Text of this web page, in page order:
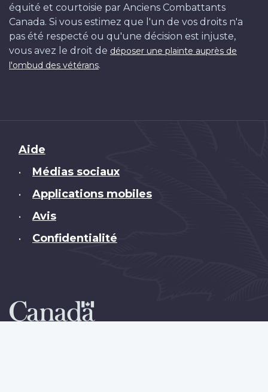
équité et courtoisie par Anciens Combattants
Canada. Si vous estimez que l'un de vos droits n'a
pas été respecté ou qu'une décision est injuste,
vous avez le droit de déposer une plainte auprès de
l'ombud des vétérans.
Brand
Aide
• Médias sociaux
• Applications mobiles
• Avis
• Confidentialité